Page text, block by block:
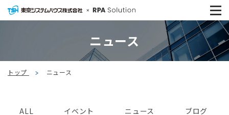
ニュース
トップ ニュース
ALL イベント ニュース ブログ